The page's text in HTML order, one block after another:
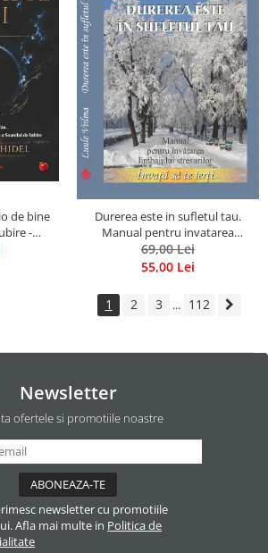
de bine
-
de
Durerea este in sufletul tau.
Manual pentru invatarea
limbajului stresurilor Seria
Invata sa te Ierti Luule Viilma
69,00 Lei
55,00 Lei
1 2 3 ... 112
Newsletter
ofertele si promotiile noastre
newsletter cu promotiile
Afla mai multe in Politica de